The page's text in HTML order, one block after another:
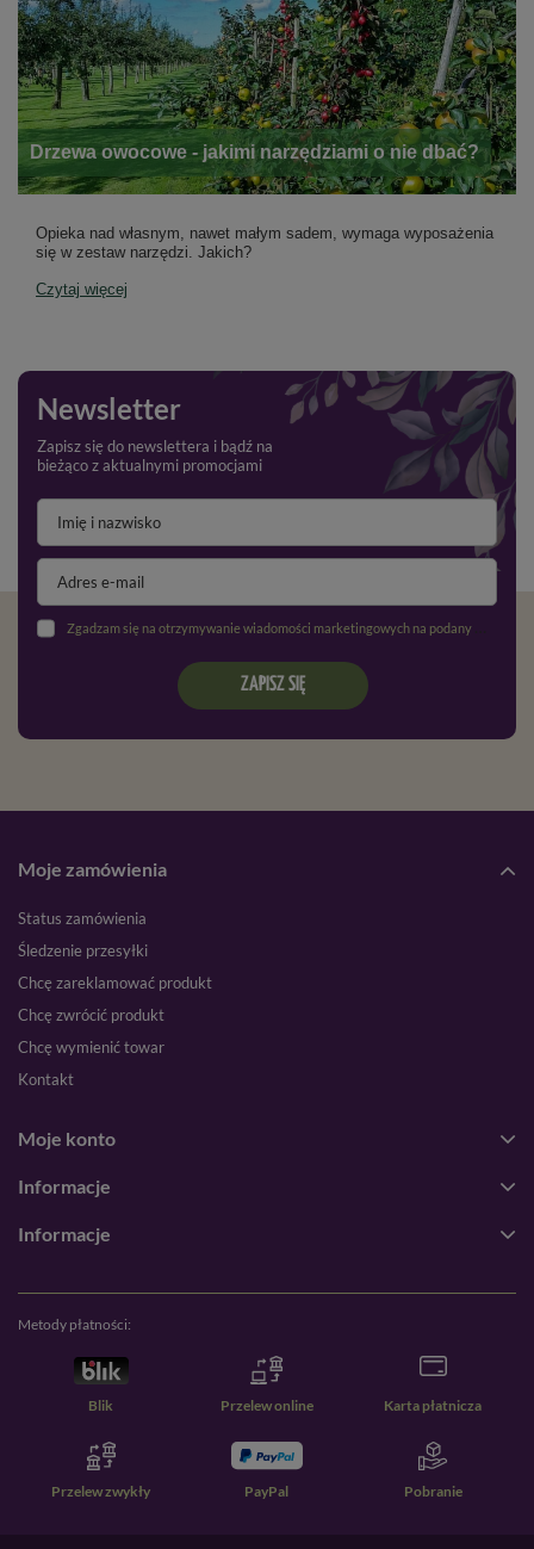
Drzewa owocowe - jakimi narzędziami o nie dbać?
Opieka nad własnym, nawet małym sadem, wymaga wyposażenia
się w zestaw narzędzi. Jakich?
Czytaj więcej
Newsletter
Zapisz się do newslettera i bądź na
bieżąco z aktualnymi promocjami
Zgadzam się na otrzymywanie wiadomości marketingowych na podany adres e-mail oraz przetwarzanie danych osobowych zgodnie z
ZAPISZ SIĘ
Moje zamówienia
Status zamówienia
Śledzenie przesyłki
Chcę zareklamować produkt
Chcę zwrócić produkt
Chcę wymienić towar
Kontakt
Moje konto
Informacje
Informacje
Metody płatności:
Blik Przelew online Karta płatnicza
Przelew zwykły PayPal Pobranie